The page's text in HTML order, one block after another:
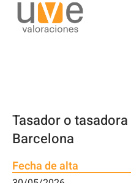
Tasador o
Barcelona
Fecha de alta